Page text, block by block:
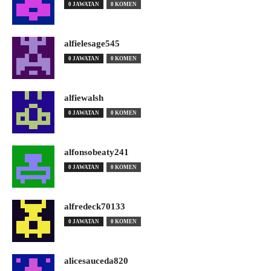
0 JAWATAN 0 KOMEN
alfielesage545
0 JAWATAN 0 KOMEN
alfiewalsh
0 JAWATAN 0 KOMEN
alfonsobeaty241
0 JAWATAN 0 KOMEN
alfredeck70133
0 JAWATAN 0 KOMEN
alicesauceda820